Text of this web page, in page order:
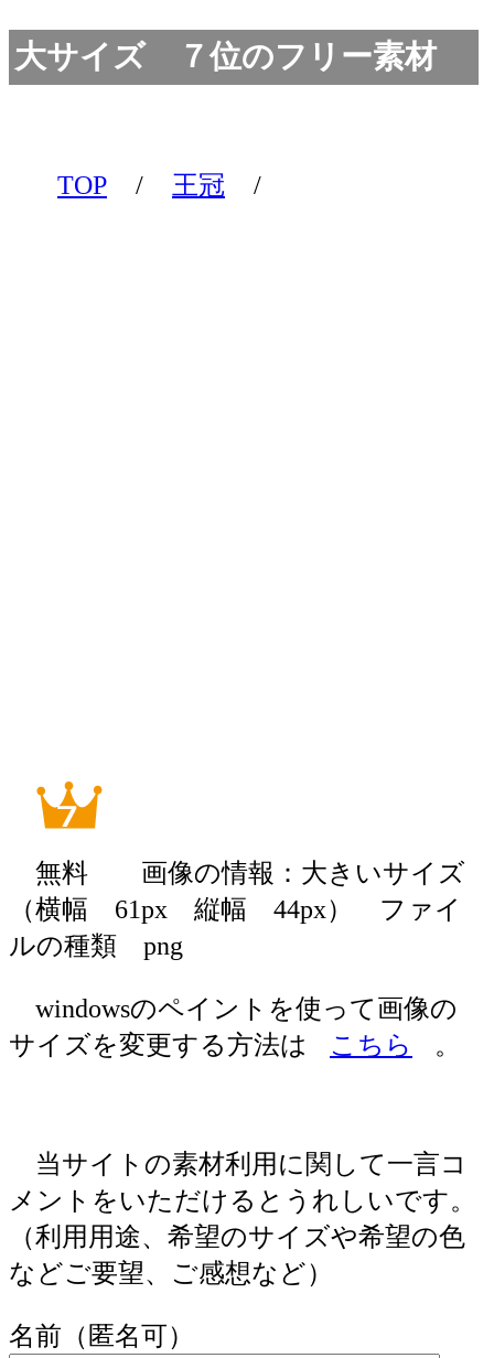
大サイズ ７位のフリー素材
TOP / 王冠 /
無料 画像の情報：大きいサイズ
（横幅 61px 縦幅 44px） ファイ
ルの種類 png
windowsのペイントを使って画像の
サイズを変更する方法は
こちら 。
当サイトの素材利用に関して一言コ
メントをいただけるとうれしいです。
（利用用途、希望のサイズや希望の色
などご要望、ご感想など）
名前（匿名可）